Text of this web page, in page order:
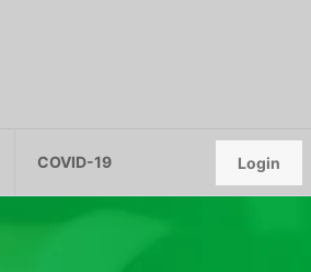
COVID-19 Login